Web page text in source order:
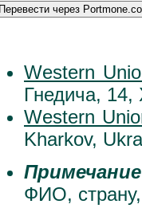
Перевести через
Western
Гнедича,
Western
Kharkov,
Примечание
ФИО,